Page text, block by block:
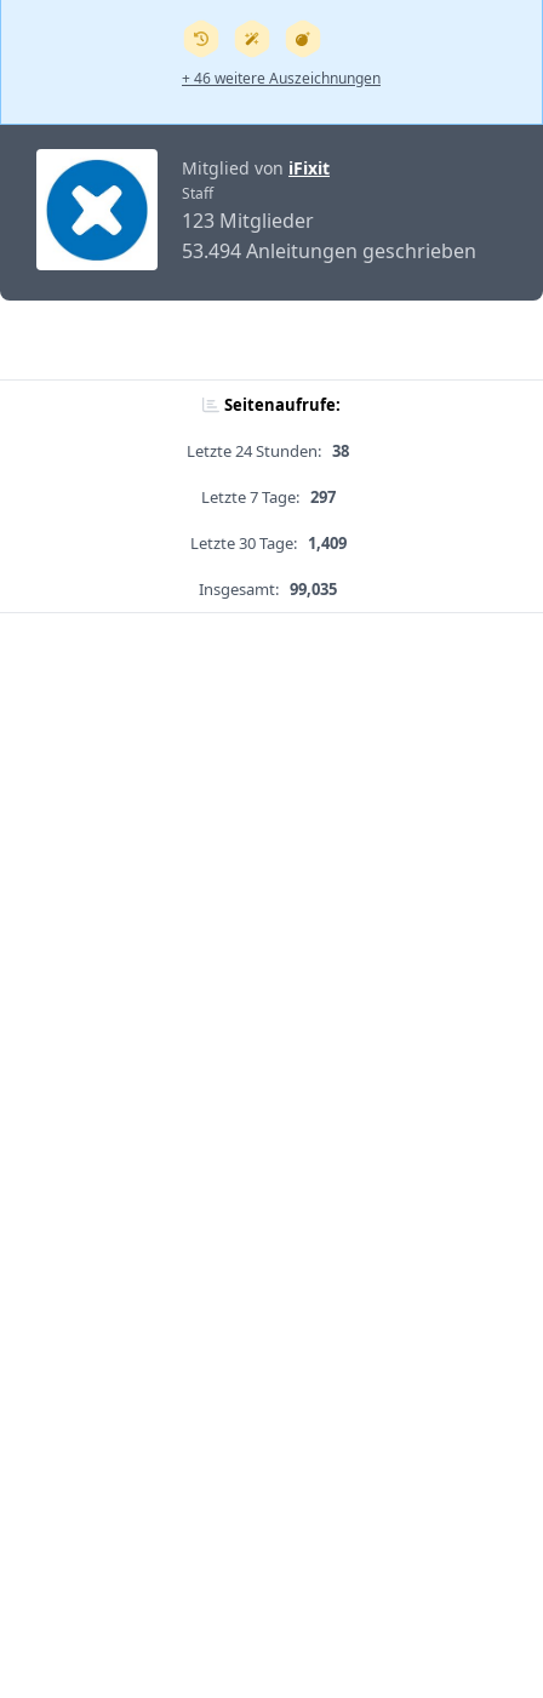
+ 46 weitere Auszeichnungen
Mitglied von iFixit
Staff
123 Mitglieder
53.494 Anleitungen geschrieben
Seitenaufrufe:
Letzte 24 Stunden: 38
Letzte 7 Tage: 297
Letzte 30 Tage: 1,409
Insgesamt: 99,035